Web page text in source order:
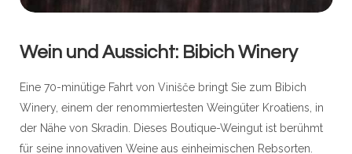
Wein und Aussicht: Bibich Winery
Eine 70-minütige Fahrt von Vinišče bringt Sie zum Bibich
Winery, einem der renommiertesten Weingüter Kroatiens, in
der Nähe von Skradin. Dieses Boutique-Weingut ist berühmt
für seine innovativen Weine aus einheimischen Rebsorten.